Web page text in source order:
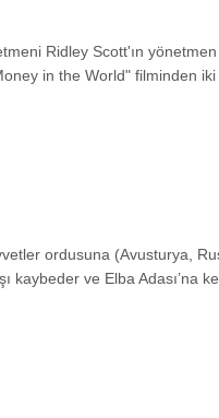
Ridley Scott'ın yönetmen
in the World" filminden
ordusuna (Avusturya,
kaybeder ve Elba Adası’na